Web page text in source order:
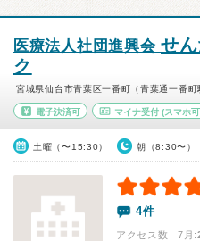
医療法人社団進興会 せ
ク
宮城県仙台市青葉区一番町（青葉通一番町
電子決済可 マイナ受付(スマホ
土曜（〜15:30） 朝（8:30〜）
4件
アクセス数 7月: